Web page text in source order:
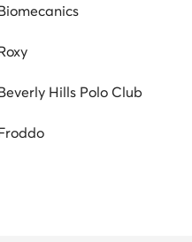
Hills Polo Club